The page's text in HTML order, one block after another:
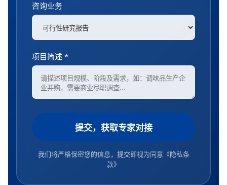
咨询业务
项目简述 *
提交，获取专家对接
我们将严格保密您的信息，提交即视为同意 《隐私条
款》